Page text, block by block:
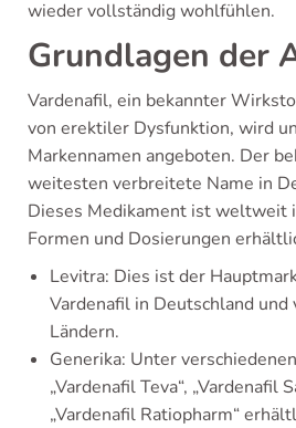
wieder vollständig wohlfühlen.
Grundlagen der
Vardenafil, ein bekannter
von erektiler Dysfunktion, wird
Markennamen angeboten. Der
weitesten verbreitete Name in
Dieses Medikament ist weltweit
Formen und Dosierungen
Levitra: Dies ist der
Vardenafil in Deutschland und
Ländern.
Generika: Unter
„Vardenafil Teva“, „Vardenafil
„Vardenafil Ratiopharm“